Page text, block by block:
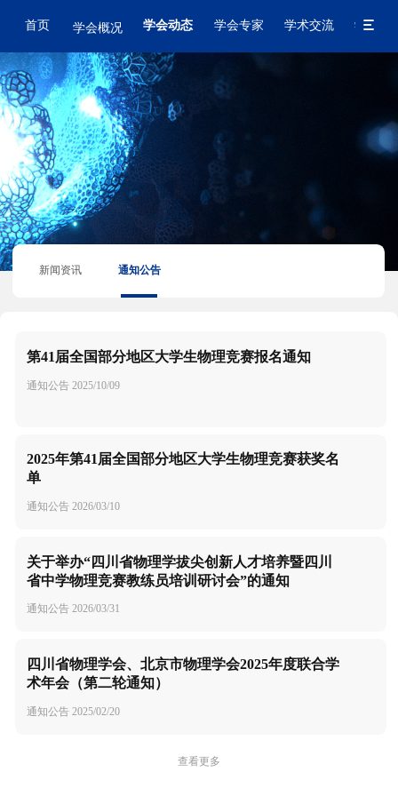
首页 学会概况 学会动态 学会专家 学术交流 学会出
新闻资讯 通知公告
第41届全国部分地区大学生物理竞赛报名通知
通知公告 2025/10/09
2025年第41届全国部分地区大学生物理竞赛获奖名
单
通知公告 2026/03/10
关于举办“四川省物理学拔尖创新人才培养暨四川
省中学物理竞赛教练员培训研讨会”的通知
通知公告 2026/03/31
四川省物理学会、北京市物理学会2025年度联合学
术年会（第二轮通知）
通知公告 2025/02/20
查看更多